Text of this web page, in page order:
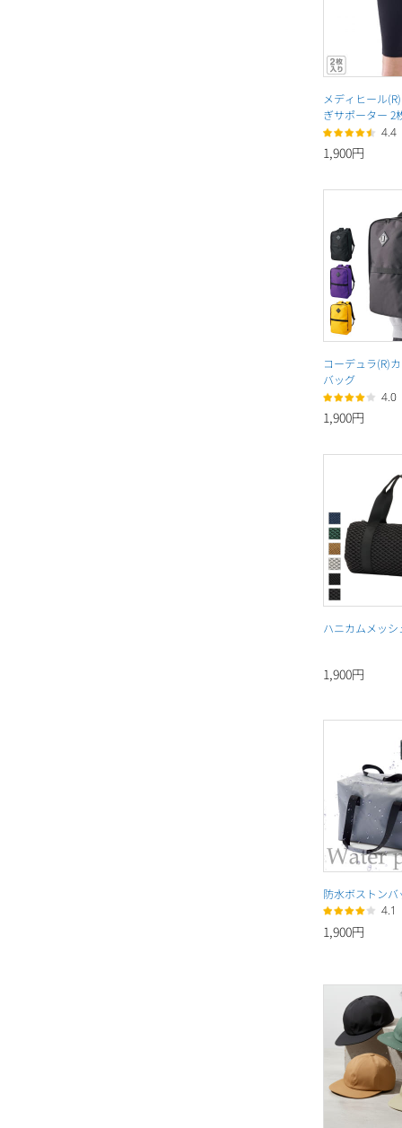
メディヒール
ぎサポーター 2
4.4
1,900円
コーデュラ(R)
バッグ
4.0
1,900円
ハニカムメッ
1,900円
防水ボストンバ
4.1
1,900円